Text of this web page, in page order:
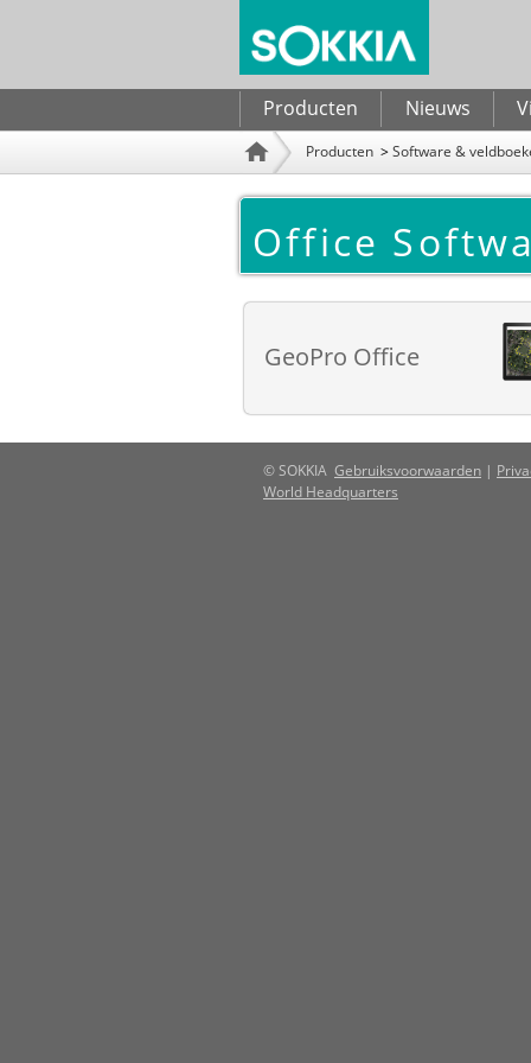
Zoekveld
Producten Nieuws
Producten
Producten Software &
Office
GeoPro Office
© SOKKIA Gebruiksvoorwaarden |
World Headquarters